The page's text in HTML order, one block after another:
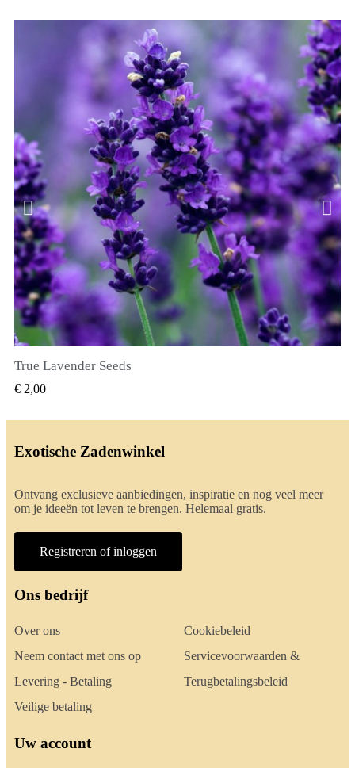
True Lavender Seeds
€ 2,00
Exotische Zadenwinkel
Ontvang exclusieve aanbiedingen, inspiratie en nog veel meer
om je ideeën tot leven te brengen. Helemaal gratis.
Registreren of inloggen
Ons bedrijf
Over ons
Neem contact met ons op
Levering - Betaling
Veilige betaling
Cookiebeleid
Servicevoorwaarden &
Terugbetalingsbeleid
Uw account